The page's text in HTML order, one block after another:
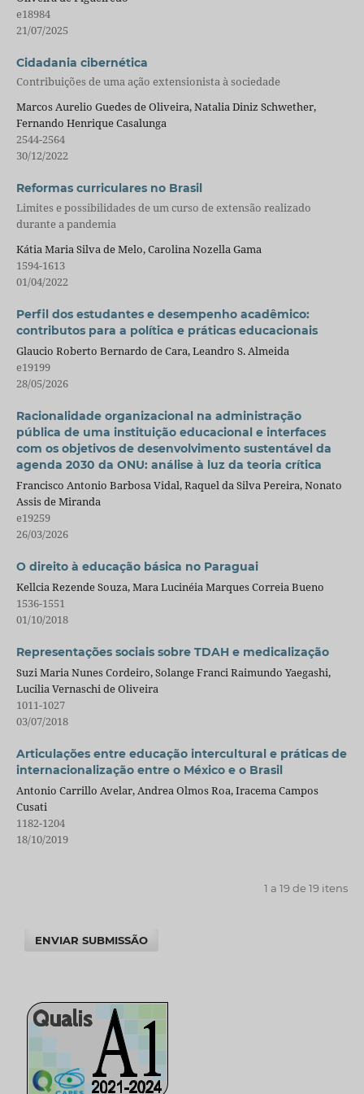
e18984
21/07/2025
Cidadania cibernética
Contribuições de uma ação extensionista à sociedade
Marcos Aurelio Guedes de Oliveira, Natalia Diniz Schwether,
Fernando Henrique Casalunga
2544-2564
30/12/2022
Reformas curriculares no Brasil
Limites e possibilidades de um curso de extensão realizado
durante a pandemia
Kátia Maria Silva de Melo, Carolina Nozella Gama
1594-1613
01/04/2022
Perfil dos estudantes e desempenho acadêmico:
contributos para a política e práticas educacionais
Glaucio Roberto Bernardo de Cara, Leandro S. Almeida
e19199
28/05/2026
Racionalidade organizacional na administração
pública de uma instituição educacional e interfaces
com os objetivos de desenvolvimento sustentável da
agenda 2030 da ONU: análise à luz da teoria crítica
Francisco Antonio Barbosa Vidal, Raquel da Silva Pereira, Nonato
Assis de Miranda
e19259
26/03/2026
O direito à educação básica no Paraguai
Kellcia Rezende Souza, Mara Lucinéia Marques Correia Bueno
1536-1551
01/10/2018
Representações sociais sobre TDAH e medicalização
Suzi Maria Nunes Cordeiro, Solange Franci Raimundo Yaegashi,
Lucilia Vernaschi de Oliveira
1011-1027
03/07/2018
Articulações entre educação intercultural e práticas de
internacionalização entre o México e o Brasil
Antonio Carrillo Avelar, Andrea Olmos Roa, Iracema Campos
Cusati
1182-1204
18/10/2019
1 a 19 de 19 itens
ENVIAR SUBMISSÃO